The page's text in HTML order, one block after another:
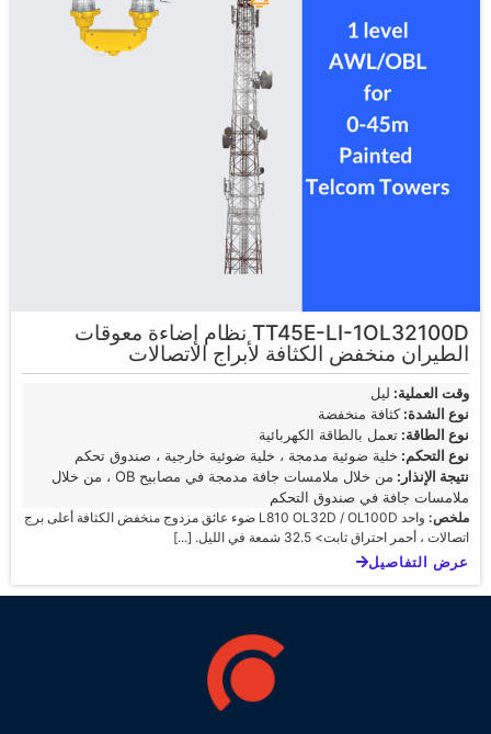
TT45E-LI-1OL32100D نظام إضاءة معوقات
الطيران منخفض الكثافة لأبراج الاتصالات
وقت العملية: ليل
نوع الشدة:كثافة منخفضة
نوع الطاقة: تعمل بالطاقة الكهربائية
نوع التحكم: خلية ضوئية مدمجة ، خلية ضوئية خارجية ، صندوق تحكم
نتيجة الإنذار:
من خلال ملامسات جافة مدمجة في مصابيح OB ، من خلال
ملامسات جافة في صندوق التحكم
ملخص:
واحد L810 OL32D / OL100D ضوء عائق مزدوج منخفض الكثافة أعلى برج
اتصالات ، أحمر احتراق ثابت> 32.5 شمعة في الليل. [...]
عرض التفاصيل